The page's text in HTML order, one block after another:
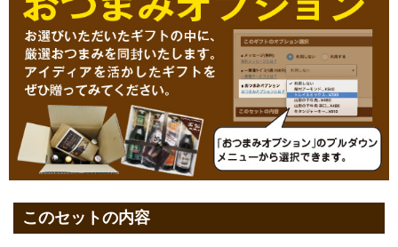
このセットの内容